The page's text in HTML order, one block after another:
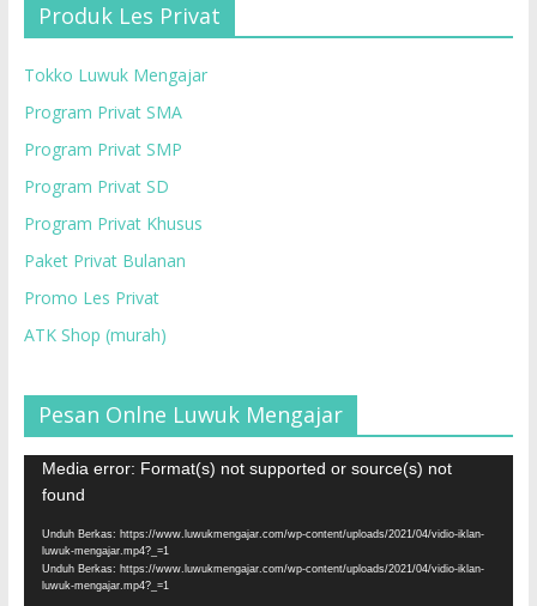
Produk Les Privat
Tokko Luwuk Mengajar
Program Privat SMA
Program Privat SMP
Program Privat SD
Program Privat Khusus
Paket Privat Bulanan
Promo Les Privat
ATK Shop (murah)
Pesan Onlne Luwuk Mengajar
Pemutar
Video
Media error: Format(s) not supported or source(s) not
found
Unduh Berkas: https://www.luwukmengajar.com/wp-content/uploads/2021/04/vidio-iklan-
luwuk-mengajar.mp4?_=1
Unduh Berkas: https://www.luwukmengajar.com/wp-content/uploads/2021/04/vidio-iklan-
luwuk-mengajar.mp4?_=1